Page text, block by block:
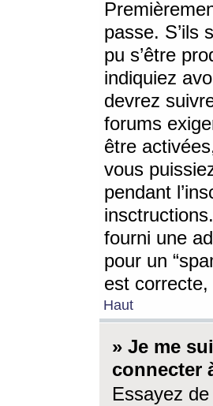
passe. S’ils
pu s’être
indiquiez
devrez
forums
être
vous
pendant
fourni une
pour un
est
Haut
» Je me
connecter
Essayez